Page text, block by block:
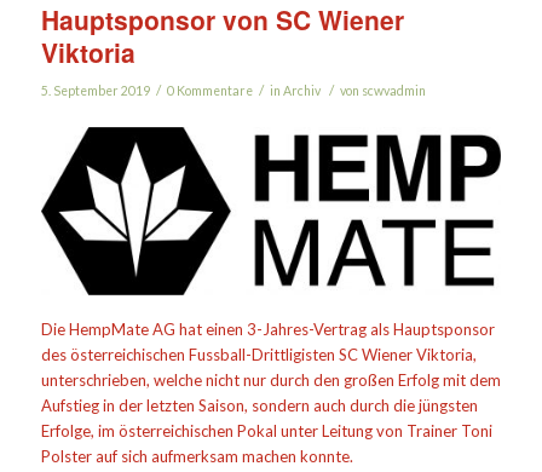
Hauptsponsor von SC Wiener
Viktoria
5. September 2019 / 0 Kommentare / in Archiv / von scwvadmin
Die HempMate AG hat einen 3-Jahres-Vertrag als Hauptsponsor
des österreichischen Fussball-Drittligisten SC Wiener Viktoria,
unterschrieben, welche nicht nur durch den großen Erfolg mit dem
Aufstieg in der letzten Saison, sondern auch durch die jüngsten
Erfolge, im österreichischen Pokal unter Leitung von Trainer Toni
Polster auf sich aufmerksam machen konnte.